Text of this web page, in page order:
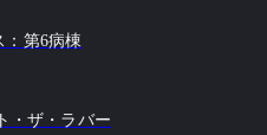
：第6病棟
・ザ・ラバー